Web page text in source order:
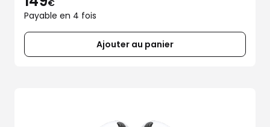
€
Payable en 4 fois
Ajouter au panier